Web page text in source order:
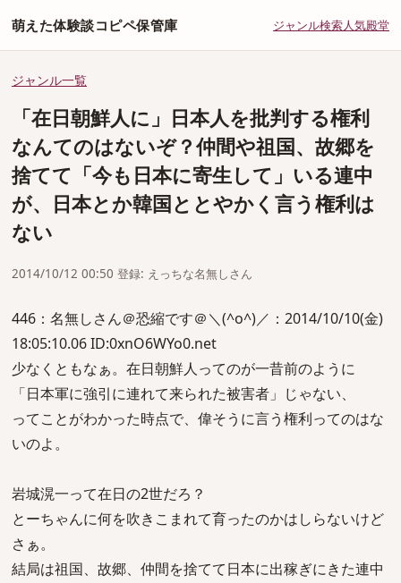
萌えた体験談コピペ保管庫 ジャンル検索人気殿堂
ジャンル一覧
「在日朝鮮人に」日本人を批判する権利
なんてのはないぞ？仲間や祖国、故郷を
捨てて「今も日本に寄生して」いる連中
が、日本とか韓国ととやかく言う権利は
ない
2014/10/12 00:50 登録: えっちな名無しさん
446：名無しさん＠恐縮です＠＼(^o^)／：2014/10/10(金)
18:05:10.06 ID:0xnO6WYo0.net
少なくともなぁ。在日朝鮮人ってのが一昔前のように
「日本軍に強引に連れて来られた被害者」じゃない、
ってことがわかった時点で、偉そうに言う権利ってのはな
いのよ。
岩城滉一って在日の2世だろ？
とーちゃんに何を吹きこまれて育ったのかはしらないけど
さぁ。
結局は祖国、故郷、仲間を捨てて日本に出稼ぎにきた連中